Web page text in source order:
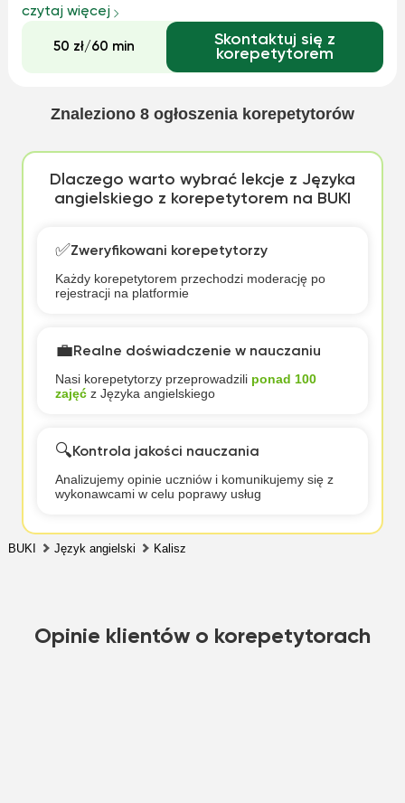
arkuszy sprawiła, iż osiągnęłam poziom, na który liczyłam.
Teraz dzięki temu, że sama przygotowywałam się do
matury, wiem, na co należy zwr...
czytaj więcej
50 zł/60 min
Skontaktuj się z
korepetytorem
Znaleziono 8 ogłoszenia korepetytorów
Dlaczego warto wybrać lekcje z Języka
angielskiego z korepetytorem na BUKI
✅Zweryfikowani korepetytorzy
Każdy korepetytorem przechodzi moderację po
rejestracji na platformie
💼Realne doświadczenie w nauczaniu
Nasi korepetytorzy przeprowadzili ponad 100
zajęćz Języka angielskiego
🔍Kontrola jakości nauczania
Analizujemy opinie uczniów i komunikujemy się z
wykonawcami w celu poprawy usług
BUKI Język angielski Kalisz
Opinie klientów o korepetytorach